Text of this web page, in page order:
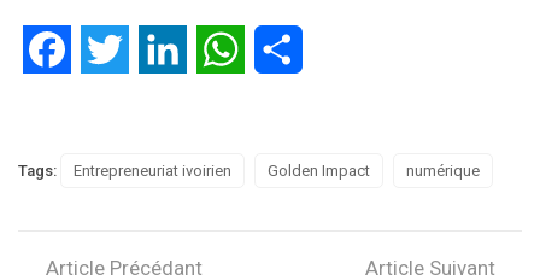
FacebookTwitter LinkedIn WhatsApp
Tags: Entrepreneuriat ivoirien Golden Impact numérique
Article Précédant Article Suivant